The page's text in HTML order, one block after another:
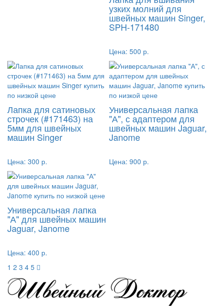
узких молний для
швейных машин Singer,
SPH-171480
Цена: 500 р.
Лапка для сатиновых
строчек (#171463) на
5мм для швейных
машин Singer
Цена: 300 р.
Универсальная лапка
"А", с адаптером для
швейных машин Jaguar,
Janome
Цена: 900 р.
Универсальная лапка
"А" для швейных машин
Jaguar, Janome
Цена: 400 р.
1 2 3 4 5